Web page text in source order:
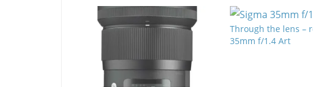
Through the lens –
35mm f/1.4 Art